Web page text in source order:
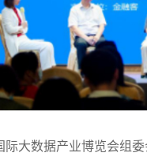
际大数据产业博览会组